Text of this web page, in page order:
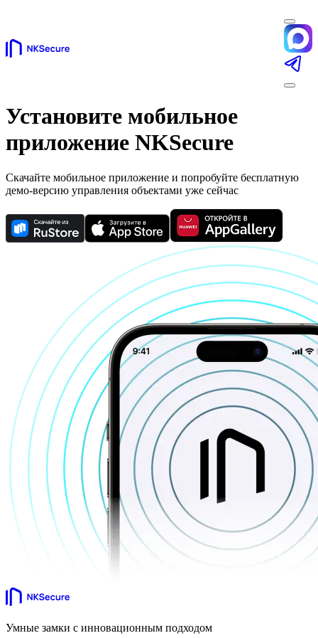
Установите мобильное
приложение NKSecure
Скачайте мобильное приложение и попробуйте бесплатную
демо-версию управления объектами уже сейчас
Умные замки с инновационным подходом